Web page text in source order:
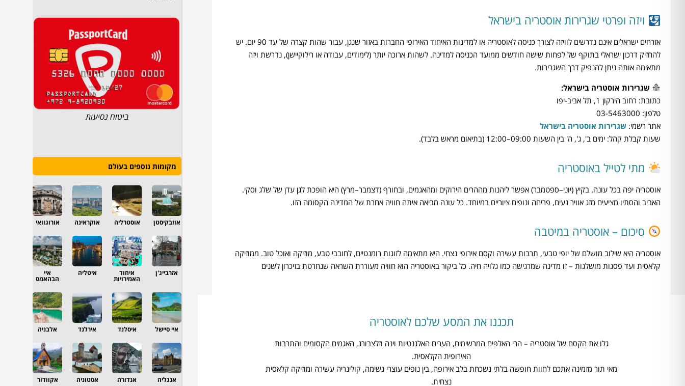
ויזה ופרטי שגרירות אוסטריה בישראל
אזרחים ישראלים אינם נדרשים לוויזה לצורך כניסה לאוסטריה או למדינות האיחוד האירופי החברות באזור שנגן, עבור שהות קצרה של עד 90 יום. יש
להחזיק דרכון ישראלי בתוקף של לפחות שישה חודשים ממועד הכניסה למדינה. לשהות ארוכה יותר (לימודים, עבודה או רילוקיישן), נדרשת ויזה
מתאימה אותה ניתן להנפיק דרך השגרירות.
שגרירות אוסטריה בישראל:
כתובת: רחוב הירקון 1, תל אביב-יפו
טלפון: 03-5463000
אתר רשמי: שגרירות אוסטריה בישראל
שעות קבלת קהל: ימים ב', ג', ה' בין השעות 09:00–12:00 (בתיאום מראש בלבד).
מתי לטייל באוסטריה
אוסטריה יפה בכל עונה. בקיץ (יוני–ספטמבר) אפשר ליהנות מההרים הירוקים ומהאגמים, ובחורף (דצמבר–מרץ) היא הופכת לגן עדן של שלג וסקי.
האביב והסתיו מציעים מזג אוויר נעים, פריחה ונופים ציוריים במיוחד. כל עונה מביאה איתה חוויה אחרת של המדינה הקסומה הזו.
סיכום – אוסטריה במיטבה
אוסטריה היא שילוב מושלם של יופי טבעי, תרבות עשירה וקסם אירופי נצחי. היא מתאימה לזוגות רומנטיים, לחובבי טבע, מוזיקה ואוכל טוב. ממוזיקה
קלאסית ועד פסגות מושלגות – זו מדינה שמרגישה כמו גלויה חיה. כל ביקור באוסטריה הוא חוויה מעוררת השראה שנחרטת בזיכרון לשנים
תכננו את המסע שלכם לאוסטריה
גלו את הקסם של אוסטריה – הרי האלפים המרשימים, הערים האלגנטיות וינה וזלצבורג, האגמים הקסומים והתרבות
האירופית הקלאסית.
מאי תור מזמינה אתכם לחוות חופשה בלתי נשכחת בלב אירופה, בין נופים עוצרי נשימה, קולינריה עשירה ומוזיקה קלאסית
נצחית.
ביטוח נסיעות
מקומות נוספים בעולם
אוזבקיסטן אוסטרליה אוקראינה אורוגוואי
אזרבייג'ן איחוד
האמירויות
איטליה איי
הבהאמס
איי סיישל איסלנד אירלנד אלבניה
אנגליה אנדורה אסטוניה אקוודור